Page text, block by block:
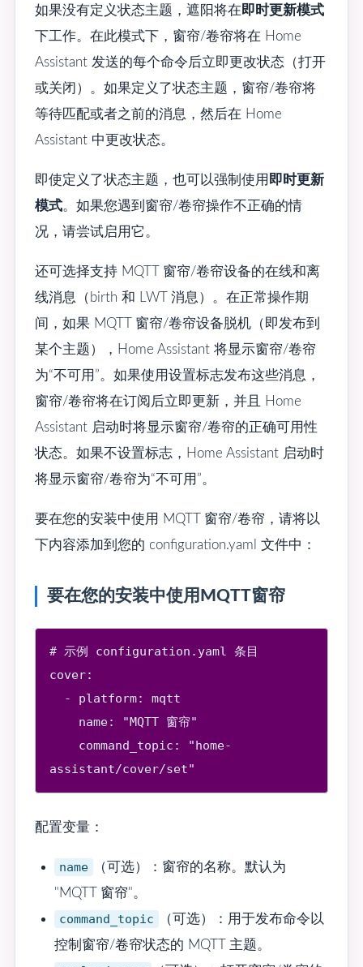
如果没有定义状态主题，遮阳将在即时更新模式
下工作。在此模式下，窗帘/卷帘将在 Home
Assistant 发送的每个命令后立即更改状态（打开
或关闭）。如果定义了状态主题，窗帘/卷帘将
等待匹配或者之前的消息，然后在 Home
Assistant 中更改状态。
即使定义了状态主题，也可以强制使用 即时更新
模式。如果您遇到窗帘/卷帘操作不正确的情
况，请尝试启用它。
还可选择支持 MQTT 窗帘/卷帘设备的在线和离
线消息（birth 和 LWT 消息）。在正常操作期
间，如果 MQTT 窗帘/卷帘设备脱机（即发布到
某个主题），Home Assistant 将显示窗帘/卷帘
为“不可用”。如果使用设置标志发布这些消息，
窗帘/卷帘将在订阅后立即更新，并且 Home
Assistant 启动时将显示窗帘/卷帘的正确可用性
状态。如果不设置标志，Home Assistant 启动时
将显示窗帘/卷帘为“不可用”。
要在您的安装中使用 MQTT 窗帘/卷帘，请将以
下内容添加到您的 configuration.yaml 文件中：
要在您的安装中使用MQTT窗帘
# 示例 configuration.yaml 条目
cover:
assistant/cover/set"
配置变量：
name
（可选）：窗帘的名称。默认为
"MQTT 窗帘"。
command_topic
（可选）：用于发布命令以
控制窗帘/卷帘状态的 MQTT 主题。